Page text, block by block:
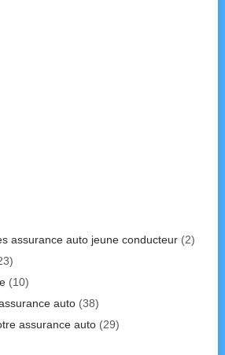
assurance auto jeune conducteur(2)
(10)
auto(38)
assurance auto(29)